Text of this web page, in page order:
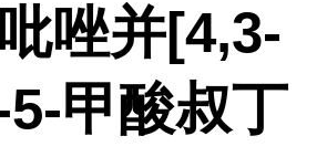
唑并[4,3-
甲酸叔丁